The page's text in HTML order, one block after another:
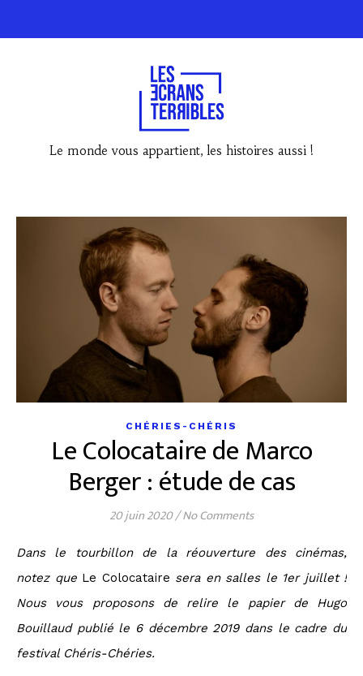
Le monde vous appartient, les histoires aussi !
CHÉRIES-CHÉRIS
Le Colocataire de Marco
Berger : étude de cas
20 juin 2020/No Comments
Dans le tourbillon de la réouverture des cinémas,
notez que Le Colocataire sera en salles le 1er juillet !
Nous vous proposons de relire le papier de Hugo
Bouillaud publié le 6 décembre 2019 dans le cadre du
festival Chéris-Chéries.